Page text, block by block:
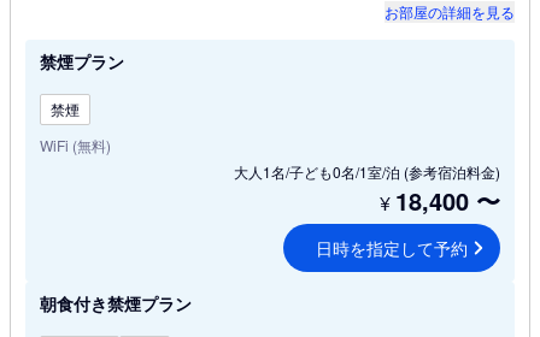
お部屋の詳細を見る
禁煙プラン
禁煙
WiFi (無料)
大人1名/子ども0名/1室/泊 (参考宿泊料金)
¥ 18,400 〜
日時を指定して予約
朝食付き禁煙プラン